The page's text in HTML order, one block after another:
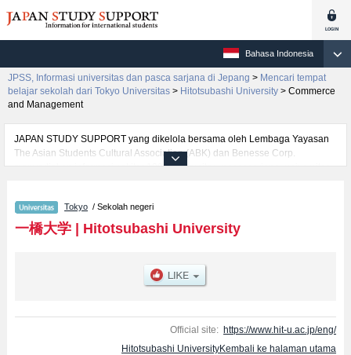
Bahasa Indonesia
JPSS, Informasi universitas dan pasca sarjana di Jepang > Mencari tempat
belajar sekolah dari Tokyo Universitas > Hitotsubashi University > Commerce
and Management
JAPAN STUDY SUPPORT yang dikelola bersama oleh Lembaga Yayasan
The Asian Students Cultural Association (ABK) dan Benesse Corp.
menyediakan informasi sekitar 1300 universitas, pascasarjana, universitas
informasi per fakultas seperti Fakultas Commerce and
ManagementatauFakultas EconomicsatauFakultas LawatauFakultas Social
SciencesatauFakultas Social Data Science, serta berbagai informasi yang
pendaftar dan jumlah kelulusan ujian masuk mahasiswa(i) mancanegara,
informasi mengenai ujian masuk, prasarana kampus, akses jalan, dan
Tokyo / Sekolah negeri
一橋大学| Hitotsubashi University
Official site: https://www.hit-u.ac.jp/eng/
Hitotsubashi UniversityKembali ke halaman utama